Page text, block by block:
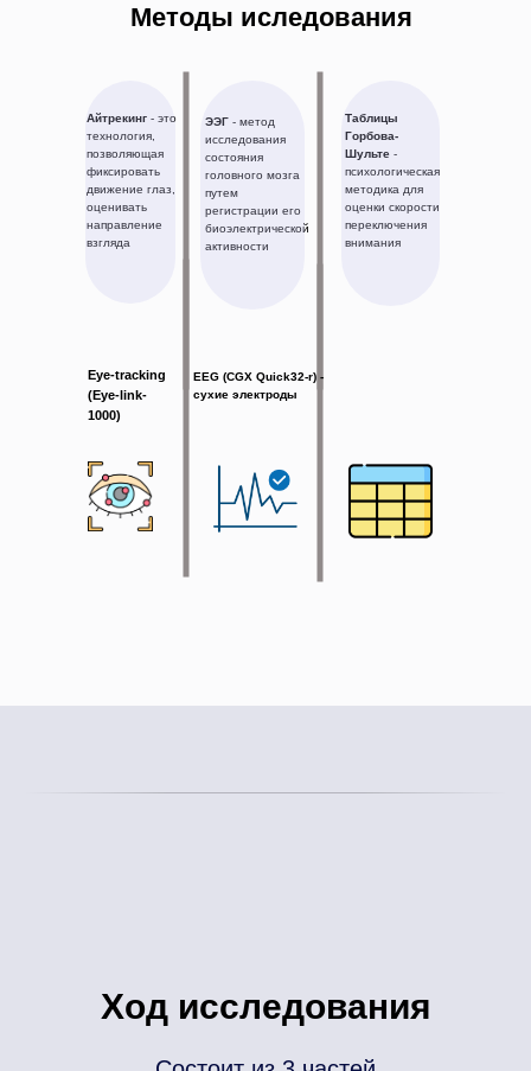
Методы иследования
Айтрекинг - это
технология,
позволяющая
фиксировать
движение глаз,
оценивать
направление
взгляда
ЭЭГ - метод
исследования
состояния
головного мозга
путем
регистрации его
биоэлектрической
активности
Таблицы
Горбова-
Шульте -
психологическая
методика для
оценки скорости
переключения
внимания
Eye-tracking
(Eye-link-
1000)
EEG (CGX Quick32-r) -
сухие электроды
Ход исследования